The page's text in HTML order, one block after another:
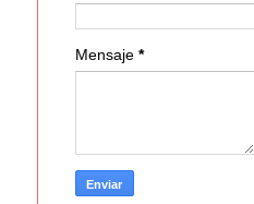
Mensaje *